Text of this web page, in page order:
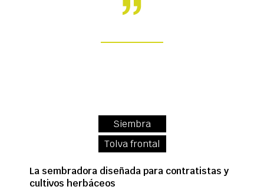
Siembra
Tolva frontal
La sembradora diseñada para contratistas y
cultivos herbáceos